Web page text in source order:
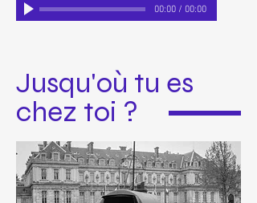
00:00/ 00:00
Jusqu'où tu es
chez toi ?